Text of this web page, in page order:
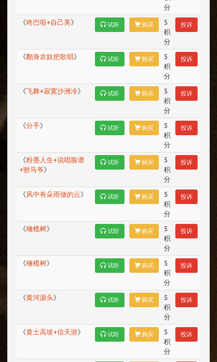
分
《咚巴啦+自己美》 试听 购买
5
积
分
投诉
《翻身农奴把歌唱》 试听 购买
5
积
分
投诉
《飞舞+寂寞沙洲冷》 试听 购买
5
积
分
投诉
《分手》 试听 购买
5
积
分
投诉
《粉墨人生+说唱脸谱
+驸马爷》
试听 购买
5
积
分
投诉
《风中有朵雨做的云》 试听 购买
5
积
分
投诉
《橄榄树》 试听 购买
5
积
分
投诉
《橄榄树》 试听 购买
5
积
分
投诉
《黄河源头》 试听 购买
5
积
分
投诉
《黄土高坡+信天游》 试听 购买
5
积
分
投诉